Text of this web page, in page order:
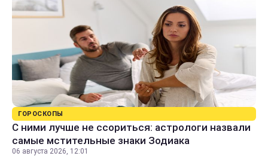
ГОРОСКОПЫ
С ними лучше не ссориться: астрологи назвали
самые мстительные знаки Зодиака
06 августа 2026, 12:01